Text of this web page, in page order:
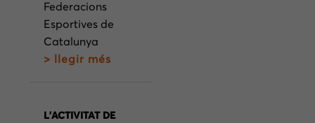
Federacions
Esportives de
Catalunya
> llegir més
L’ACTIVITAT DE